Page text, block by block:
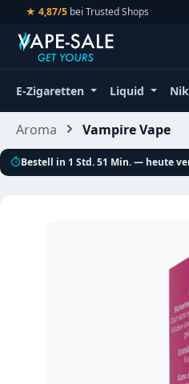
Hauptinhalt springen
Zur Suche springen
Zur Hauptnavigation
★ 4,87/5 bei Trusted Shops
E-Zigaretten Liquid
Aroma Vampire Vape
⏱Bestell in 1 Std. 51 Min. — heute